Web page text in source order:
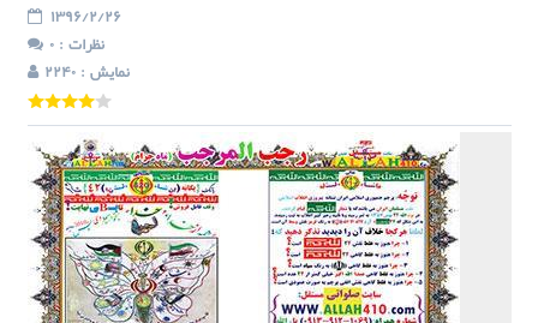
1396/2/26
0 : نظرات
2240 : نمایش